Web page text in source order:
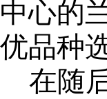
中心的
优品种
在随